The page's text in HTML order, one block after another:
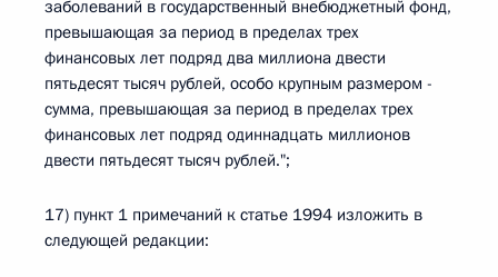
заболеваний в государственный внебюджетный фонд,
превышающая за период в пределах трех
финансовых лет подряд два миллиона двести
пятьдесят тысяч рублей, особо крупным размером -
сумма, превышающая за период в пределах трех
финансовых лет подряд одиннадцать миллионов
двести пятьдесят тысяч рублей.";
17) пункт 1 примечаний к статье 1994 изложить в
следующей редакции: